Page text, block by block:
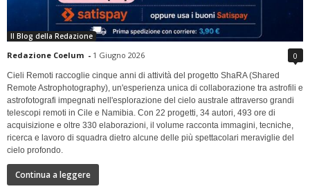
Il Blog della Redazione
Redazione Coelum - 1 Giugno 2026 0
Cieli Remoti raccoglie cinque anni di attività del progetto ShaRA (Shared
Remote Astrophotography), un'esperienza unica di collaborazione tra astrofili e
astrofotografi impegnati nell'esplorazione del cielo australe attraverso grandi
telescopi remoti in Cile e Namibia. Con 22 progetti, 34 autori, 493 ore di
acquisizione e oltre 330 elaborazioni, il volume racconta immagini, tecniche,
ricerca e lavoro di squadra dietro alcune delle più spettacolari meraviglie del
cielo profondo.
Continua a leggere